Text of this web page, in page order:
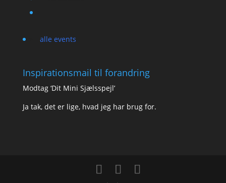
alle events
Inspirationsmail til forandring
Modtag ‘Dit Mini Sjælsspejl’
Ja tak, det er lige, hvad jeg har brug for.